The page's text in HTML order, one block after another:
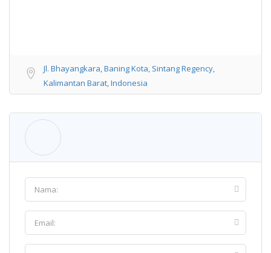
Jl. Bhayangkara, Baning Kota, Sintang Regency,
Kalimantan Barat, Indonesia